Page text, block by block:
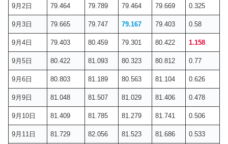
9月2日 79.464 79.789 79.464 79.669 0.325
9月3日 79.665 79.747 79.167 79.403 0.58
9月4日 79.403 80.459 79.301 80.422 1.158
9月5日 80.422 81.093 80.323 80.812 0.77
9月6日 80.803 81.189 80.563 81.104 0.626
9月9日 81.048 81.507 81.029 81.406 0.478
9月10日 81.409 81.785 81.279 81.741 0.506
9月11日 81.729 82.056 81.523 81.686 0.533